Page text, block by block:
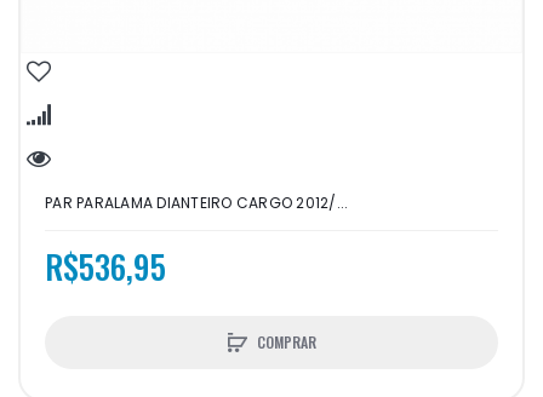
PAR PARALAMA DIANTEIRO CARGO 2012/...
R$536,95
COMPRAR